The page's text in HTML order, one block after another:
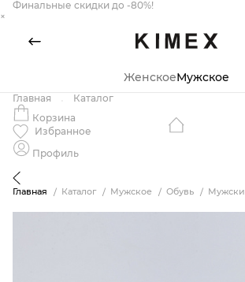
Финальные скидки до -80%!
×
ЖенскоеМужское
Главная
Каталог
Корзина
Избранное
Профиль
Главная Каталог Мужское Обувь